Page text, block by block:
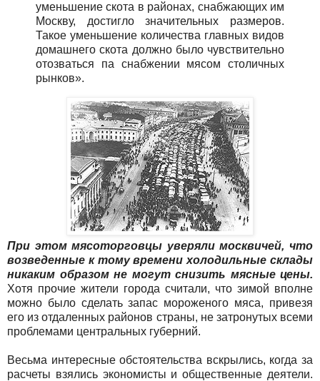
уменьшение скота в районах, снабжающих им
Москву, достигло значительных размеров.
Такое уменьшение количества главных видов
домашнего скота должно было чувствительно
отозваться па снабжении мясом столичных
рынков».
При этом мясоторговцы уверяли москвичей, что
возведенные к тому времени холодильные склады
никаким образом не могут снизить мясные цены.
Хотя прочие жители города считали, что зимой вполне
можно было сделать запас мороженого мяса, привезя
его из отдаленных районов страны, не затронутых всеми
проблемами центральных губерний.
Весьма интересные обстоятельства вскрылись, когда за
расчеты взялись экономисты и общественные деятели.